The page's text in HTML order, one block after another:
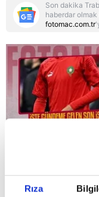
Rıza
Reddet
Son dakika
haberdar olmak
fotomac.com.tr